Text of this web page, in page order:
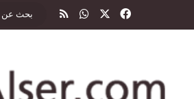
فيسبوك واتسابملخص الموقع RSS